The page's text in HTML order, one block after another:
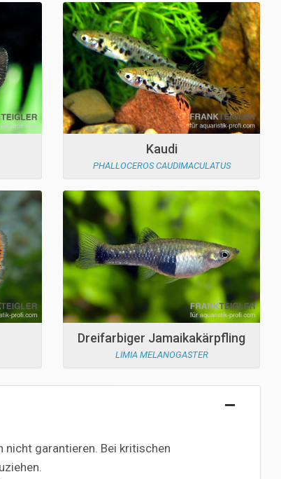
Kaudi
PHALLOCEROS CAUDIMACULATUS
Dreifarbiger Jamaikakärpfling
LIMIA MELANOGASTER
garantieren. Bei kritischen